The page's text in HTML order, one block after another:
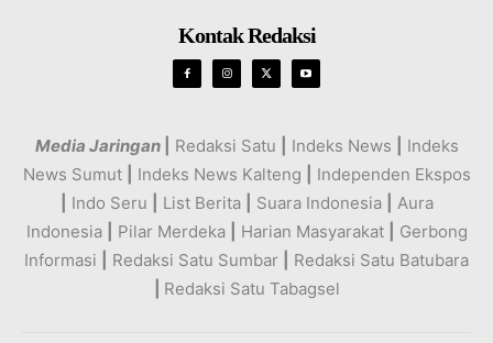
Kontak Redaksi
Media Jaringan Redaksi Satu Indeks News
Indeks
News Sumut
Indeks News Kalteng
Independen Ekspos
Indo Seru List Berita Suara Indonesia
Aura
Indonesia
Pilar Merdeka Harian Masyarakat
Gerbong
Informasi
Redaksi Satu Sumbar
Redaksi Satu Batubara
Redaksi Satu Tabagsel